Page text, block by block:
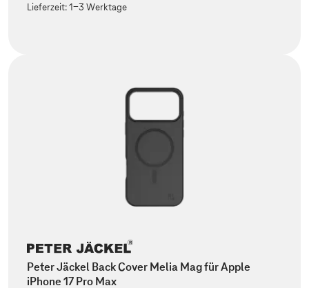
Lieferzeit:1-3 Werktage
Peter Jäckel Back Cover Melia Mag für Apple
iPhone 17 Pro Max